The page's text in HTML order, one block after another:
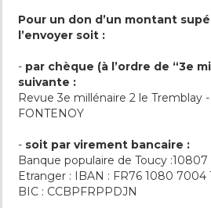
Pour un don d’un montant
l’envoyer soit :
- par chèque (à l’ordre de “3e
suivante :
Revue 3e millénaire 2 le Tremblay
FONTENOY
- soit par virement bancaire :
Banque populaire de Toucy :10807
Etranger : IBAN : FR76 1080 7004
BIC : CCBPFRPPDJN